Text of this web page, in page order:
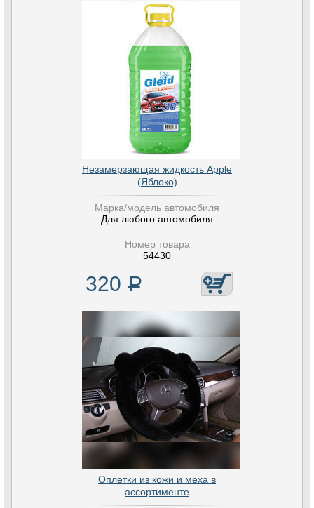
Незамерзающая жидкость Apple
(Яблоко)
Марка/модель автомобиля
Для любого автомобиля
Номер товара
54430
320 Р
Оплетки из кожи и меха в
ассортименте